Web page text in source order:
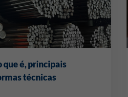
é, principais
técnicas